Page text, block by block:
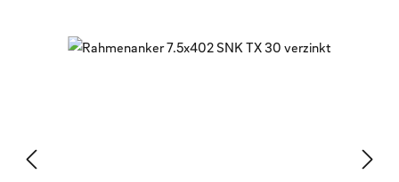
Bildergalerie überspringen